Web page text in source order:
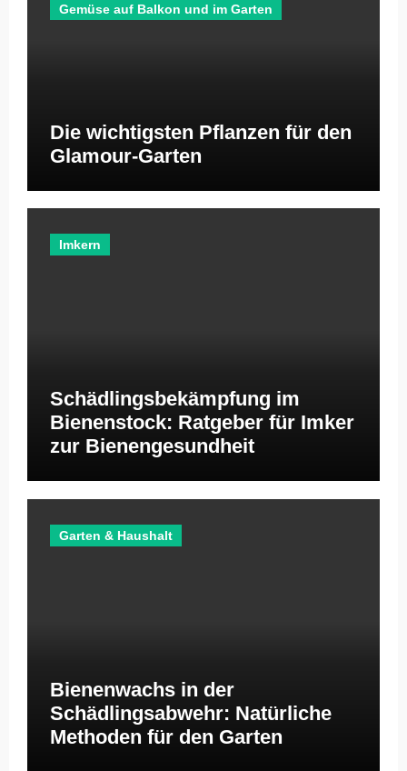
Gemüse auf Balkon und im Garten
Die wichtigsten Pflanzen für den
Glamour-Garten
Imkern
Schädlingsbekämpfung im
Bienenstock: Ratgeber für Imker
zur Bienengesundheit
Garten & Haushalt
Bienenwachs in der
Schädlingsabwehr: Natürliche
Methoden für den Garten